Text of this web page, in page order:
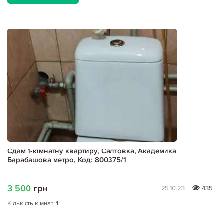
Сдам 1-кімнатну квартиру, Салтовка, Академика
Барабашова метро, Код: 800375/1
3 500 грн 25.10.23
435
Кількість кімнат: 1